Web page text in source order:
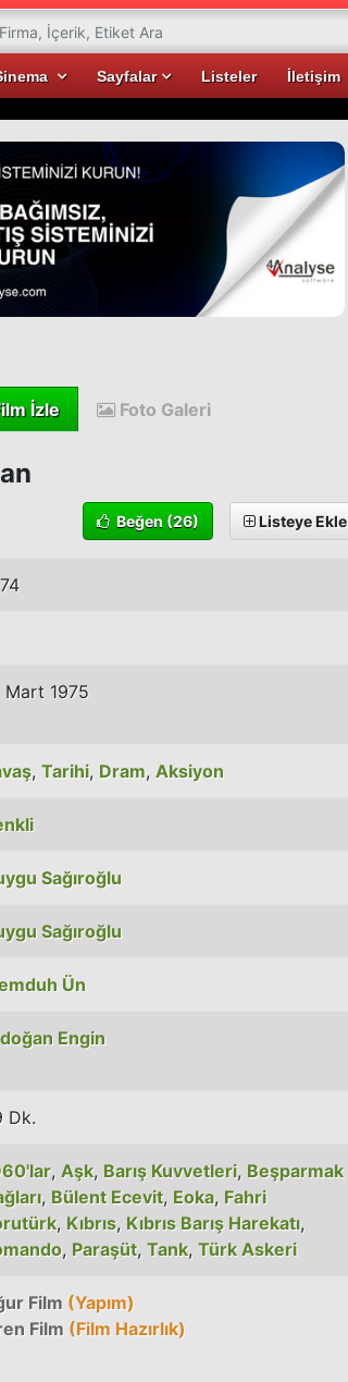
Sayfalar Listeler İletişim
İzle Foto Galeri
Beğen (26) Listeye Ekle
Mart 1975
, Tarihi, Dram, Aksiyon
Sağıroğlu
Sağıroğlu
Ün
Engin
Dk.
, Aşk, Barış Kuvvetleri, Beşparmak
, Bülent Ecevit, Eoka, Fahri
, Kıbrıs, Kıbrıs Barış Harekatı,
, Paraşüt, Tank, Türk Askeri
Film (Yapım)
Film (Film Hazırlık)